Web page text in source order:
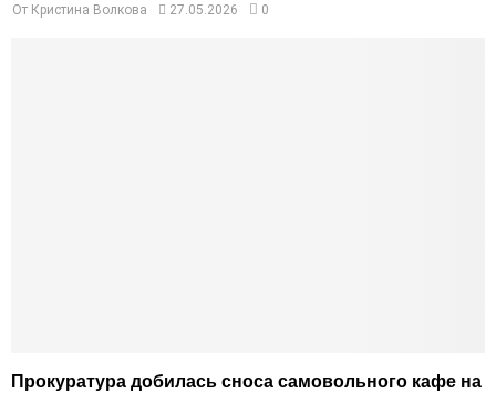
От Кристина Волкова 27.05.2026 0
Прокуратура добилась сноса самовольного кафе на